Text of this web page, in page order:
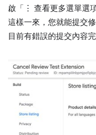
啟「⋮ 查看更多選單選項
這樣一來，您就能提交
目前有錯誤的提交內容完